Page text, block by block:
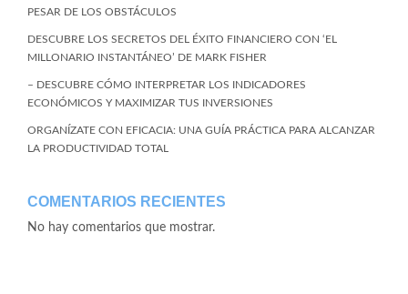
PESAR DE LOS OBSTÁCULOS
DESCUBRE LOS SECRETOS DEL ÉXITO FINANCIERO CON ‘EL
MILLONARIO INSTANTÁNEO’ DE MARK FISHER
– DESCUBRE CÓMO INTERPRETAR LOS INDICADORES
ECONÓMICOS Y MAXIMIZAR TUS INVERSIONES
ORGANÍZATE CON EFICACIA: UNA GUÍA PRÁCTICA PARA ALCANZAR
LA PRODUCTIVIDAD TOTAL
COMENTARIOS RECIENTES
No hay comentarios que mostrar.